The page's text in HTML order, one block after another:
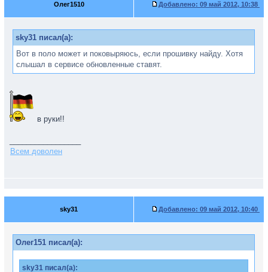
Олег1510 Добавлено: 09 май 2012, 10:38
sky31 писал(а):
Вот в поло может и поковыряюсь, если прошивку найду. Хотя
слышал в сервисе обновленные ставят.
в руки!!
Всем доволен
sky31 Добавлено: 09 май 2012, 10:40
Олег151 писал(а):
sky31 писал(а):